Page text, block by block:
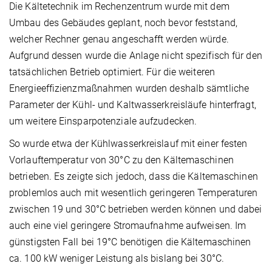
Die Kältetechnik im Rechenzentrum wurde mit dem
Umbau des Gebäudes geplant, noch bevor feststand,
welcher Rechner genau angeschafft werden würde.
Aufgrund dessen wurde die Anlage nicht spezifisch für den
tatsächlichen Betrieb optimiert. Für die weiteren
Energieeffizienzmaßnahmen wurden deshalb sämtliche
Parameter der Kühl- und Kaltwasserkreisläufe hinterfragt,
um weitere Einsparpotenziale aufzudecken.
So wurde etwa der Kühlwasserkreislauf mit einer festen
Vorlauftemperatur von 30°C zu den Kältemaschinen
betrieben. Es zeigte sich jedoch, dass die Kältemaschinen
problemlos auch mit wesentlich geringeren Temperaturen
zwischen 19 und 30°C betrieben werden können und dabei
auch eine viel geringere Stromaufnahme aufweisen. Im
günstigsten Fall bei 19°C benötigen die Kältemaschinen
ca. 100 kW weniger Leistung als bislang bei 30°C.